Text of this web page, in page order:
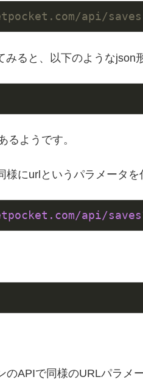
api/saves
ると、以下のようなjson
るようです。
様にurlというパラメータ
api/
APIで同様のURLパラメ